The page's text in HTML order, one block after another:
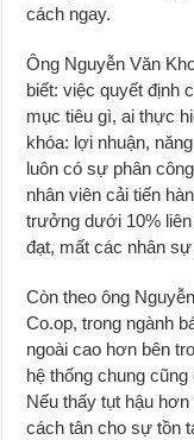
cách ngay.
Ông Nguyễn Văn
biết: việc quyết định
mục tiêu gì, ai thực
khóa: lợi nhuận,
luôn có sự phân
nhân viên cải tiến
trưởng dưới 10%
đạt, mất các nhân
Còn theo ông
Co.op, trong ngành
ngoài cao hơn bên
hệ thống chung
Nếu thấy tụt hậu
cách tân cho sự tồn